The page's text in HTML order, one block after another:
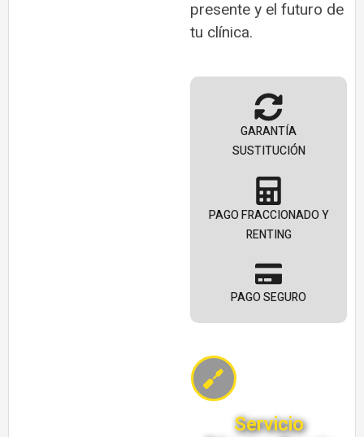
presente y el futuro de
tu clínica.
GARANTÍA
SUSTITUCIÓN
PAGO FRACCIONADO Y
RENTING
PAGO SEGURO
Servicio